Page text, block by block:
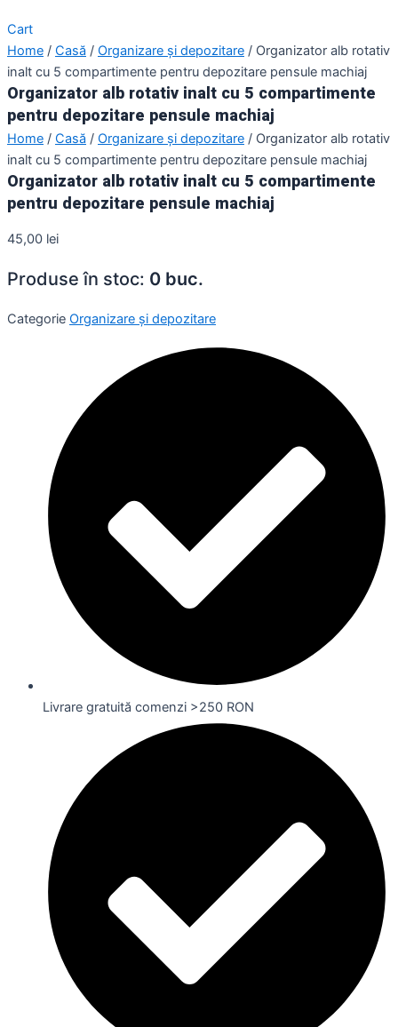
Cart
Home / Casă / Organizare și depozitare / Organizator alb rotativ
inalt cu 5 compartimente pentru depozitare pensule machiaj
Organizator alb rotativ inalt cu 5 compartimente
pentru depozitare pensule machiaj
Home / Casă / Organizare și depozitare / Organizator alb rotativ
inalt cu 5 compartimente pentru depozitare pensule machiaj
Organizator alb rotativ inalt cu 5 compartimente
pentru depozitare pensule machiaj
45,00 lei
Produse în stoc: 0 buc.
Categorie Organizare și depozitare
Livrare gratuită comenzi >250 RON